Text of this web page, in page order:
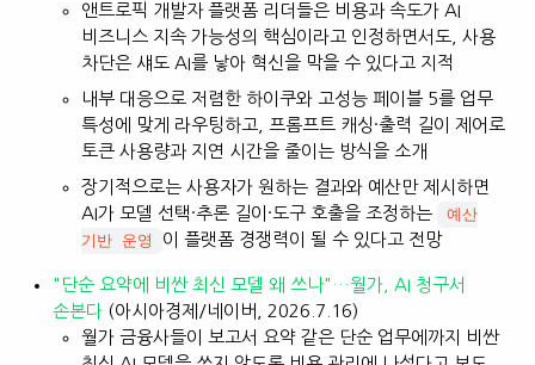
앤트로픽 개발자 플랫폼 리더들은 비용과 속도가 AI
비즈니스 지속 가능성의 핵심이라고 인정하면서도, 사용
차단은 섀도 AI를 낳아 혁신을 막을 수 있다고 지적
내부 대응으로 저렴한 하이쿠와 고성능 페이블 5를 업무
특성에 맞게 라우팅하고, 프롬프트 캐싱·출력 길이 제어로
토큰 사용량과 지연 시간을 줄이는 방식을 소개
장기적으로는 사용자가 원하는 결과와 예산만 제시하면
AI가 모델 선택·추론 길이·도구 호출을 조정하는
예산
기반 운영
이 플랫폼 경쟁력이 될 수 있다고 전망
"단순 요약에 비싼 최신 모델 왜 쓰나"…월가, AI 청구서
손본다 (아시아경제/네이버, 2026.7.16)
월가 금융사들이 보고서 요약 같은 단순 업무에까지 비싼